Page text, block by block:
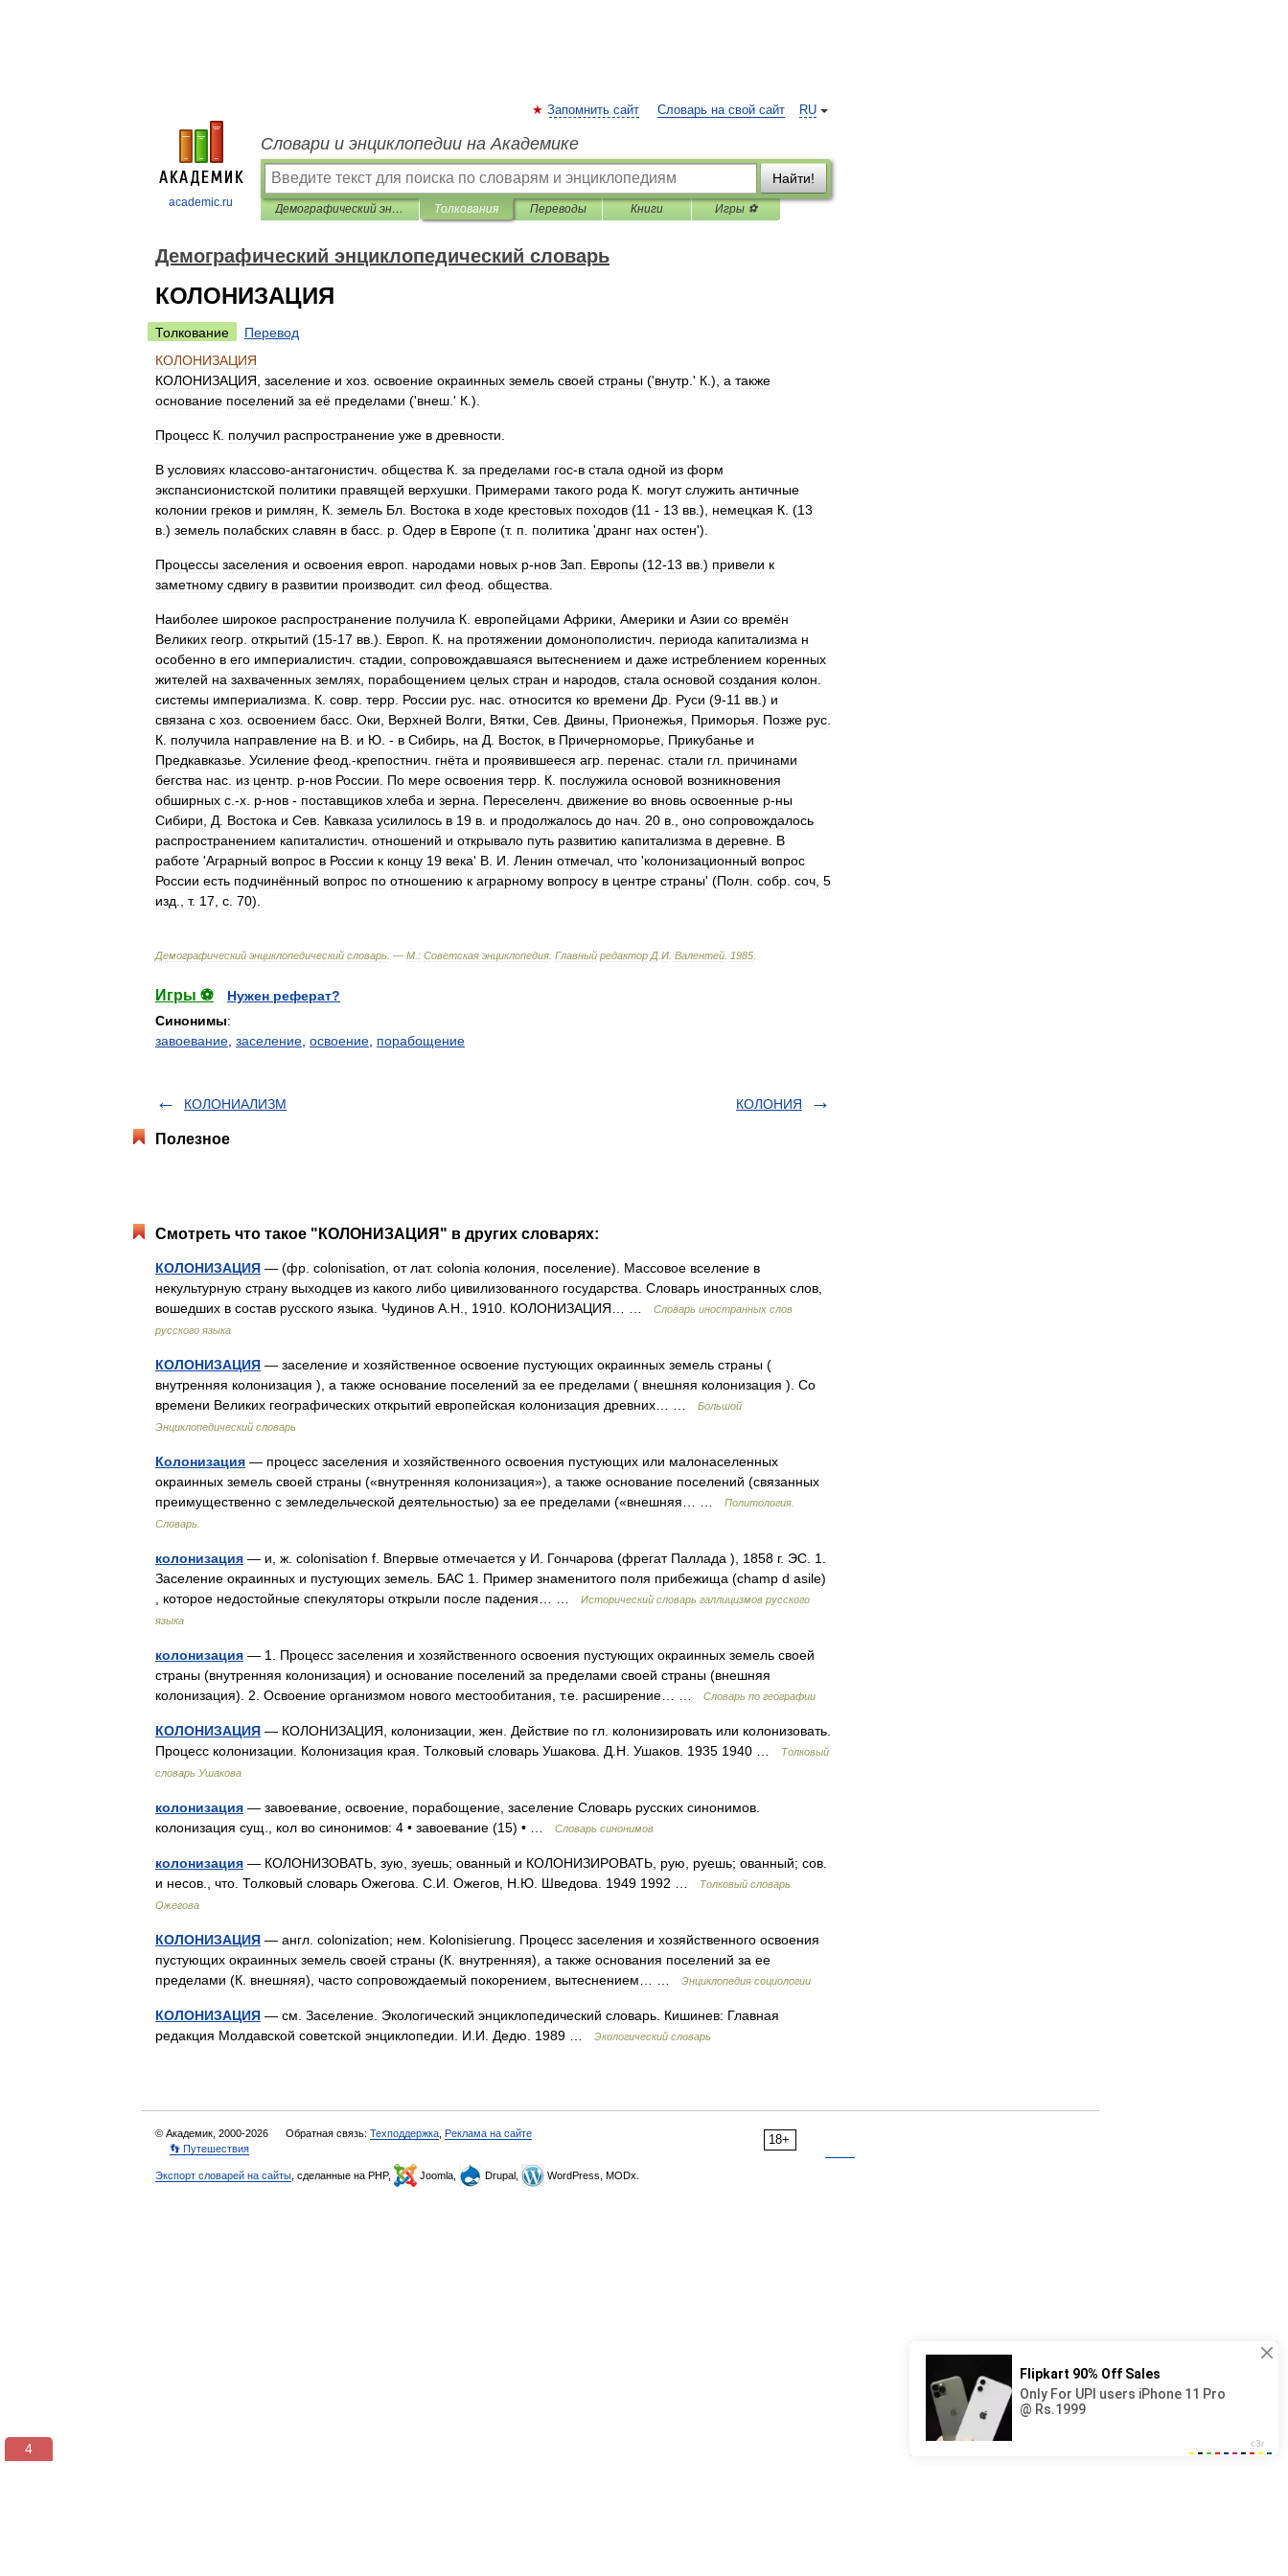
academic.ru
RU
Запомнить сайт Словарь на свой сайт
Словари и энциклопедии на Академике
Найти!
Демографический энциклопедический словарь Толкования Переводы Книги Игры ⚽
Демографический энциклопедический словарь
КОЛОНИЗАЦИЯ
Толкование
Перевод
КОЛОНИЗАЦИЯ
КОЛОНИЗАЦИЯ заселение и хоз освоение окраинных земель своей страны ('внутр .' К .), а также
основание поселений за её пределами ('внеш .' К .).
Процесс К получил распространение уже в древности
В условиях классово-антагонистич общества К за пределами гoc-в стала одной из форм
экспансионистской политики правящей верхушки Примерами такого рода К могут служить античные
колонии греков и римлян К земель Бл Востока в ходе крестовых походов (11 - 13 вв .), немецкая К . (13
в .) земель полабских славян в басс р Одер в Европе (т. п политика 'дранг нах остен').
Процессы заселения и освоения европ народами новых р-нов Зап Европы (12-13 вв .) привели к
заметному сдвигу в развитии производит. сил феод общества
Наиболее широкое распространение получила К европейцами Африки Америки и Азии со времён
Великих геогр открытий (15-17 вв .). Европ К на протяжении домонополистич периода капитализма н
особенно в его империалистич стадии сопровождавшаяся вытеснением и даже истреблением коренных
жителей на захваченных землях порабощением целых стран и народов стала основой создания колон
системы империализма К совр терр России рус нас относится ко времени Др Руси (9-11 вв .) и
связана с хоз освоением басc Оки Верхней Волги Вятки Сев Двины Прионежья Приморья Позже рус
К получила направление на В и Ю . - в Сибирь на Д Восток в Причерноморье Прикубанье и
Предкавказье Усиление фeод .-крепостнич гнёта и проявившееся агр перенас стали гл причинами
бегства нас из центр р-нов России По мере освоения терр К послужила основой возникновения
обширных с .-х р-нов - поставщиков хлеба и зерна Переселенч движение во вновь освоенные р-ны
Сибири
Д Востока и Сев Кавказа усилилось в 19 в и продолжалось до нач 20 в оно сопровождалось
распространением капиталистич отношений и открывало путь развитию капитализма в деревне В
работе 'Аграрный вопрос в России к концу 19 века' В И Ленин отмечал что 'колонизационный вопрос
России есть подчинённый вопрос по отношению к аграрному вопросу в центре страны' (Полн собр соч 5
изд
т. 17 с 70).
Демографический энциклопедический словарь . — М : Советская энциклопедия Главный редактор Д И Валентей 1985
Игры ⚽
Нужен реферат?
Синонимы:
завоевание заселение освоение порабощение
КОЛОНИАЛИЗМ КОЛОНИЯ
Полезное
Смотреть что такое "КОЛОНИЗАЦИЯ" в других словарях:
КОЛОНИЗАЦИЯ — (фр. colonisation, от лат. colonia колония, поселение). Массовое вселение в
некультурную страну выходцев из какого либо цивилизованного государства. Словарь иностранных слов,
вошедших в состав русского языка. Чудинов А.Н., 1910. КОЛОНИЗАЦИЯ… …
Словарь иностранных слов
русского языка
КОЛОНИЗАЦИЯ — заселение и хозяйственное освоение пустующих окраинных земель страны (
внутренняя колонизация ), а также основание поселений за ее пределами ( внешняя колонизация ). Со
времени Великих географических открытий европейская колонизация древних… …
Большой
Энциклопедический словарь
Колонизация — процесс заселения и хозяйственного освоения пустующих или малонаселенных
окраинных земель своей страны («внутренняя колонизация»), а также основание поселений (связанных
преимущественно с земледельческой деятельностью) за ее пределами («внешняя… …
Политология.
Словарь.
колонизация — и, ж. colonisation f. Впервые отмечается у И. Гончарова (фрегат Паллада ), 1858 г. ЭС. 1.
Заселение окраинных и пустующих земель. БАС 1. Пример знаменитого поля прибежища (champ d asile)
, которое недостойные спекуляторы открыли после падения… …
Исторический словарь галлицизмов русского
языка
колонизация — 1. Процесс заселения и хозяйственного освоения пустующих окраинных земель своей
страны (внутренняя колонизация) и основание поселений за пределами своей страны (внешняя
колонизация). 2. Освоение организмом нового местообитания, т.е. расширение… …
Словарь по географии
КОЛОНИЗАЦИЯ — КОЛОНИЗАЦИЯ, колонизации, жен. Действие по гл. колонизировать или колонизовать.
Процесс колонизации. Колонизация края. Толковый словарь Ушакова. Д.Н. Ушаков. 1935 1940 …
Толковый
словарь Ушакова
колонизация — завоевание, освоение, порабощение, заселение Словарь русских синонимов.
колонизация сущ., кол во синонимов: 4 • завоевание (15) • …
Словарь синонимов
колонизация — КОЛОНИЗОВАТЬ, зую, зуешь; ованный и КОЛОНИЗИРОВАТЬ, рую, руешь; ованный; сов.
и несов., что. Толковый словарь Ожегова. С.И. Ожегов, Н.Ю. Шведова. 1949 1992 …
Толковый словарь
Ожегова
КОЛОНИЗАЦИЯ — англ. colonization; нем. Kolonisierung. Процесс заселения и хозяйственного освоения
пустующих окраинных земель своей страны (К. внутренняя), а также основания поселений за ее
пределами (К. внешняя), часто сопровождаемый покорением, вытеснением… …
Энциклопедия социологии
КОЛОНИЗАЦИЯ — см. Заселение. Экологический энциклопедический словарь. Кишинев: Главная
редакция Молдавской советской энциклопедии. И.И. Дедю. 1989 …
Экологический словарь
18+
© Академик, 2000-2026 Обратная связь: Техподдержка Реклама на сайте
👣 Путешествия
Экспорт словарей на сайты , сделанные на PHP, Joomla, Drupal, WordPress, MODx.
3